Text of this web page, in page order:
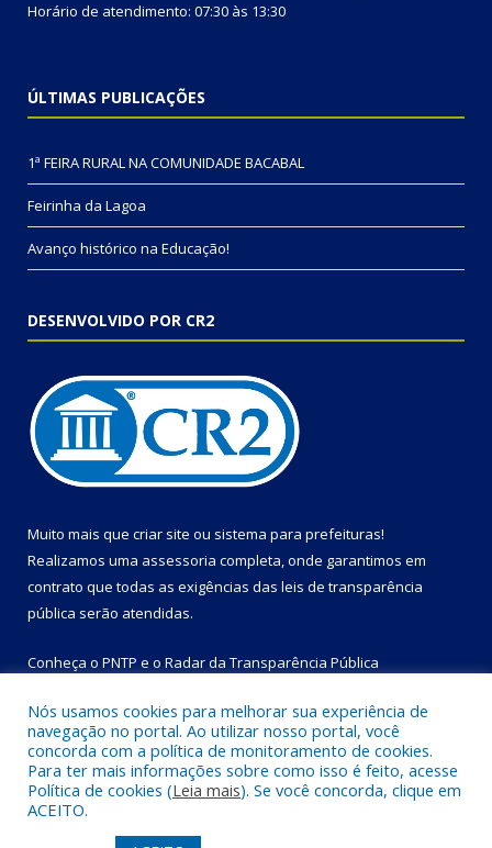
Horário de atendimento: 07:30 às 13:30
ÚLTIMAS PUBLICAÇÕES
1ª FEIRA RURAL NA COMUNIDADE BACABAL
Feirinha da Lagoa
Avanço histórico na Educação!
DESENVOLVIDO POR CR2
Muito mais que criar site ou sistema para prefeituras!
Realizamos uma assessoria completa, onde garantimos em
contrato que todas as exigências das leis de transparência
pública serão atendidas.
Conheça o PNTP e o Radar da Transparência Pública
Todos os direitos reservados a Prefeitura Municipal de Bom
Jesus do Tocantins.
Nós usamos cookies para melhorar sua experiência de
navegação no portal. Ao utilizar nosso portal, você
concorda com a política de monitoramento de cookies.
Para ter mais informações sobre como isso é feito, acesse
Política de cookies (Leia mais). Se você concorda, clique em
ACEITO.